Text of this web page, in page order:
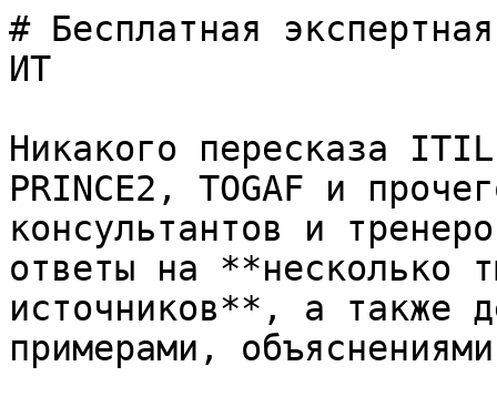
# Бесплатная
ИТ
Никакого пересказа
PRINCE2, TOGAF и
консультантов и
ответы на **несколько
источников**, а также
примерами,